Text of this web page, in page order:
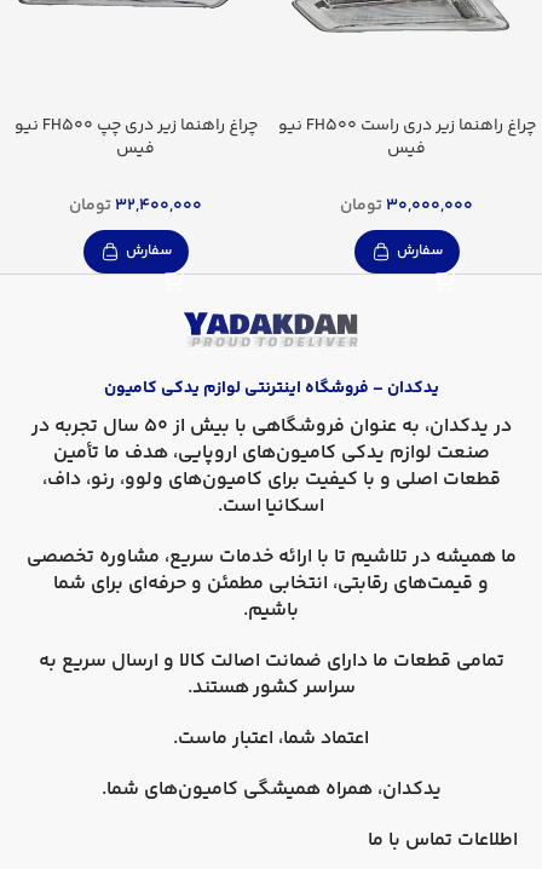
چراغ راهنما زیر دری راست FH500 نیو
فیس
30,000,000تومان
سفارش
چراغ راهنما زیر دری چپ FH500 نیو
فیس
32,400,000تومان
سفارش
یدکدان – فروشگاه اینترنتی لوازم یدکی کامیون
در یدکدان
، به عنوان فروشگاهی با بیش از 50 سال تجربه در
صنعت لوازم یدکی کامیون‌های اروپایی، هدف ما تأمین
قطعات اصلی و با کیفیت برای کامیون‌های ولوو، رنو، داف،
اسکانیا است.
ما همیشه در تلاشیم تا با ارائه خدمات سریع، مشاوره تخصصی
و قیمت‌های رقابتی، انتخابی مطمئن و حرفه‌ای برای شما
باشیم.
تمامی قطعات ما دارای ضمانت اصالت کالا و ارسال سریع به
سراسر کشورهستند.
اعتماد شما، اعتبار ماست.
یدکدان، همراه همیشگی کامیون‌های شما.
اطلاعات تماس با ما